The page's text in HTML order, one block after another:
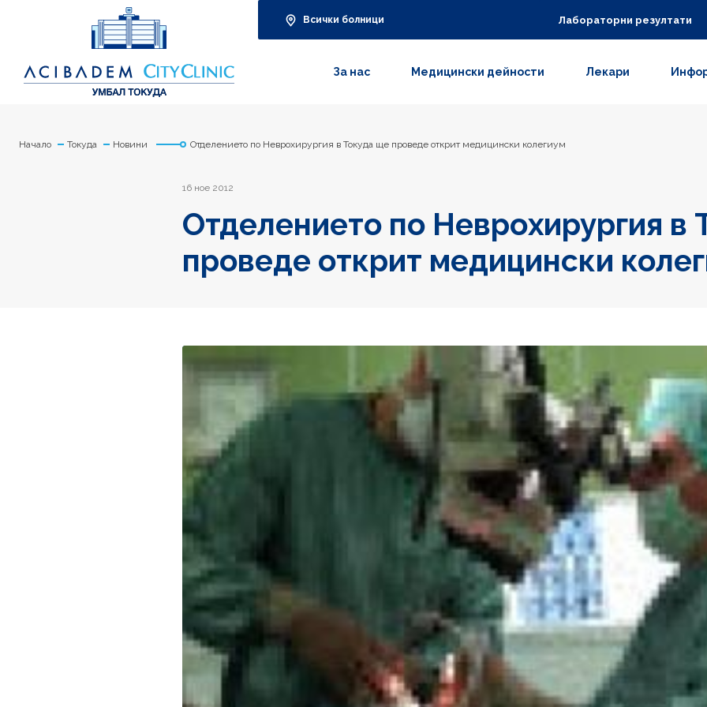
Всички болници Лабораторни резултати
За нас Медицински дейности Лекари
Начало Токуда Новини Отделението по Неврохирургия в Токуда ще проведе открит медицински колегиум
16 ное 2012
Отделението по Неврохирургия в
проведе открит медицински